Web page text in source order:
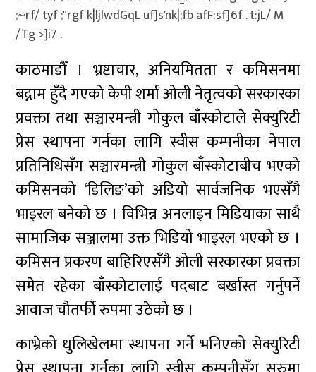
;~rf/ tyf ;"rgf k|ljlwdGqL uf]s'nk|;fb afF:sf]6f . t:jL/ M
/Tg >]i7 .
काठमाडौँ । भ्रष्टाचार, अनियमितता र कमिसनमा
बद्नाम हुँदै गएको केपी शर्मा ओली नेतृत्वको सरकारका
प्रवक्ता तथा सञ्चारमन्त्री गोकुल बाँस्कोटाले सेक्युरिटी
प्रेस स्थापना गर्नका लागि स्वीस कम्पनीका नेपाल
प्रतिनिधिसँग सञ्चारमन्त्री गोकुल बाँस्कोटाबीच भएको
कमिसनको ‘डिलिङ’को अडियो सार्वजनिक भएसँगै
भाइरल बनेको छ । विभिन्न अनलाइन मिडियाका साथै
सामाजिक सञ्जालमा उक्त भिडियो भाइरल भएको छ ।
कमिसन प्रकरण बाहिरिएसँगै ओली सरकारका प्रवक्ता
समेत रहेका बाँस्कोटालाई पदबाट बर्खास्त गर्नुपर्ने
आवाज चौतर्फी रुपमा उठेको छ ।
काभ्रेको धुलिखेलमा स्थापना गर्ने भनिएको सेक्युरिटी